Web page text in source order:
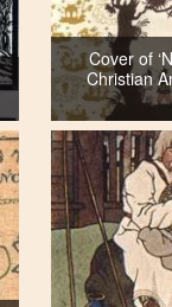
Cover of
Christian